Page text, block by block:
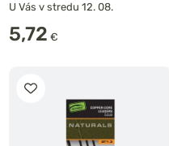
U Vás v stredu 12. 08.
5,72 €